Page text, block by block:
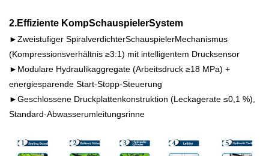
2.Effiziente KompSchauspielerSystem
►Zweistufiger SpiralverdichterSchauspielerMechanismus
(Kompressionsverhältnis ≥3:1) mit intelligentem Drucksensor
►Modulare Hydraulikaggregate (Arbeitsdruck ≥18 MPa) +
energiesparende Start-Stopp-Steuerung
►Geschlossene Druckplattenkonstruktion (Leckagerate ≤0,1 %),
Standard-Abwasserumleitungsrinne